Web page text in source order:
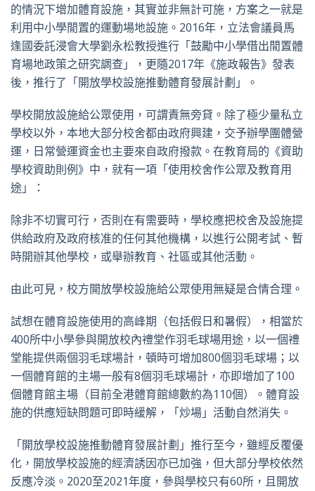
的情況下增加體育設施，其實並非無計可施，方案之一就是
利用中小學閒置的運動場地設施。2016年，立法會議員馬
逢國委託浸會大學劉永松教授進行「鼓勵中小學借出閒置體
育場地政策之研究調查」，更隨2017年《施政報告》發表
後，推行了「開放學校設施推動體育發展計劃」。
學校開放設施給公眾使用，可謂責無旁貸。除了極少量私立
學校以外，本地大部分校舍都由政府興建，交予辦學團體營
運，日常營運資金也主要來自政府撥款。在教育局的《資助
學校資助則例》中，就有一項「使用校舍作公眾及教育用
途」：
除非不切實可行，否則在有需要時，學校應把校舍及設施提
供給政府及政府核准的任何其他機構，以進行公開考試、暫
時開辦其他學校，或舉辦教育、社區或其他活動。
由此可見，校方開放學校設施給公眾使用無疑是合情合理。
試想在體育設施使用的高峰期（包括假日和暑假），相當於
400所中小學參與開放校內禮堂作羽毛球場用途，以一個禮
堂能提供兩個羽毛球場計，頓時可增加800個羽毛球場；以
一個體育館的主場一般有8個羽毛球場計，亦即增加了100
個體育館主場（目前全港體育館總數約為110個）。體育設
施的供應短缺問題可即時緩解，「炒場」活動自然消失。
「開放學校設施推動體育發展計劃」推行至今，雖經反覆優
化，開放學校設施的經濟誘因亦已加強，但大部分學校依然
反應冷淡。2020至2021年度，參與學校只有60所，且開放